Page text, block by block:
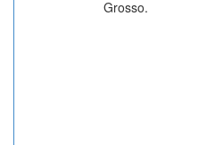
Grosso.